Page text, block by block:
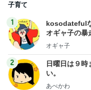
子育て
1
kosodateful
オギャ子の暴
オギャ子
2
日曜日は９時
い。
あべかわ